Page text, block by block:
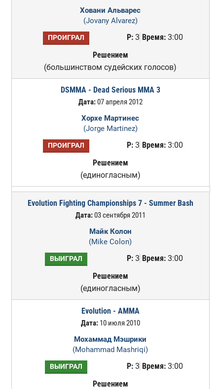
Ховани Альварес
(Jovany Alvarez)
ПРОИГРАЛ Р:3 Время:3:00
Решением
(большинством судейских голосов)
DSMMA - Dead Serious MMA 3
Дата:07 апреля 2012
Хорхе Мартинес
(Jorge Martinez)
ПРОИГРАЛ Р:3 Время:3:00
Решением
(единогласным)
Evolution Fighting Championships 7 - Summer Bash
Дата:03 сентября 2011
Майк Колон
(Mike Colon)
ВЫИГРАЛ Р:3 Время:3:00
Решением
(единогласным)
Evolution - AMMA
Дата:10 июля 2010
Мохаммад Мэшрики
(Mohammad Mashriqi)
ВЫИГРАЛ Р:3 Время:3:00
Решением